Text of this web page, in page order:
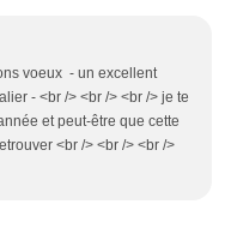
voeux - un excellent
- <br /> <br /> <br /> je te
et peut-être que cette
<br /> <br /> <br />